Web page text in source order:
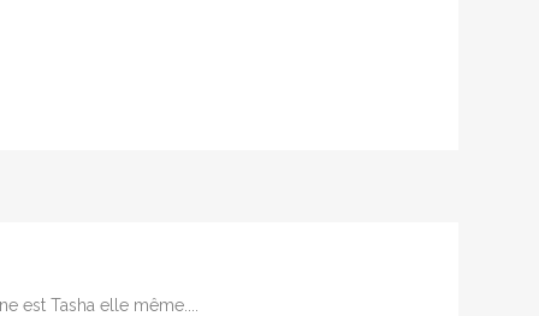
est Tasha elle même....